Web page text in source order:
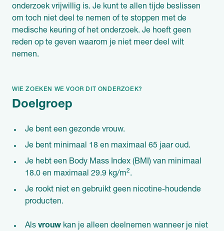
onderzoek vrijwillig is. Je kunt te allen tijde beslissen
om toch niet deel te nemen of te stoppen met de
medische keuring of het onderzoek. Je hoeft geen
reden op te geven waarom je niet meer deel wilt
nemen.
WIE ZOEKEN WE VOOR DIT ONDERZOEK?
Doelgroep
Je bent een gezonde vrouw.
Je bent minimaal 18 en maximaal 65 jaar oud.
Je hebt een Body Mass Index (BMI) van minimaal
18.0 en maximaal 29.9 kg/m2.
Je rookt niet en gebruikt geen nicotine-houdende
producten.
Als vrouw kan je alleen deelnemen wanneer je niet